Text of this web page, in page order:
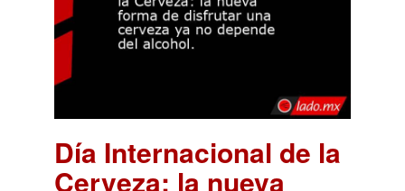
Día Internacional de la
Cerveza: la nueva